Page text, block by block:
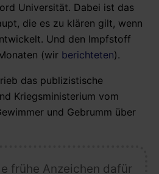
Universität. Dabei ist das
die es zu klären gilt, wenn
Und den Impfstoff
(wir berichteten).
das publizistische
Kriegsministerium vom
und Gebrumm über
frühe Anzeichen dafür